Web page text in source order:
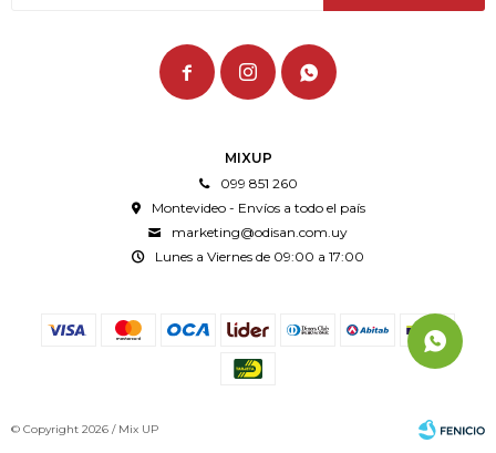
MIXUP
099 851 260
Montevideo - Envíos a todo el país
marketing@odisan.com.uy
Lunes a Viernes de 09:00 a 17:00
  
© Copyright 2026 / Mix UP